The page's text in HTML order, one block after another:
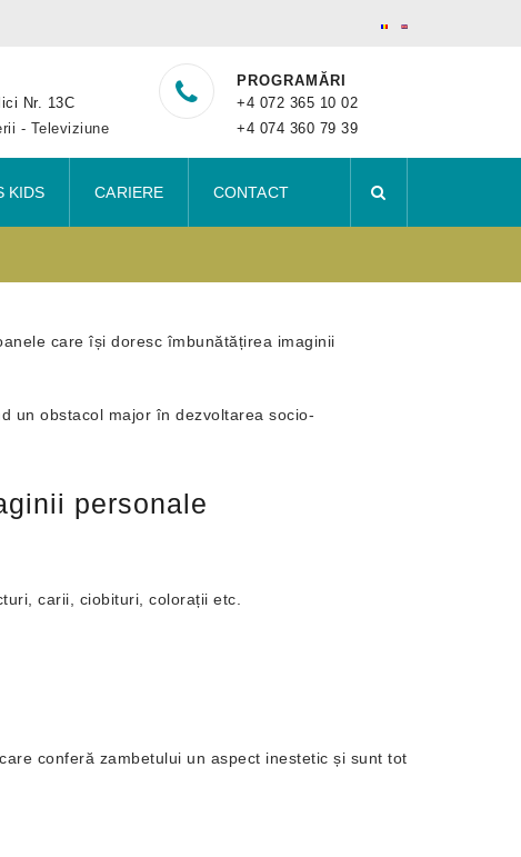
Nr. 13C
- Televiziune
PROGRAMĂRI
+4 072 365 10 02
+4 074 360 79 39
KIDS CARIERE CONTACT
care își doresc îmbunătățirea imaginii
un obstacol major în dezvoltarea socio-
personale
carii, ciobituri, colorații etc.
conferă zambetului un aspect inestetic și sunt tot